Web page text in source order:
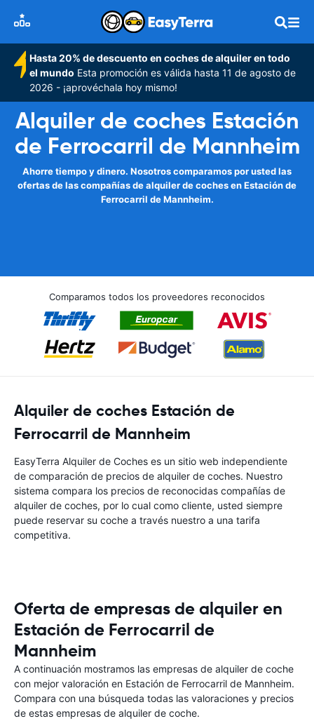
Hasta 20% de descuento en coches de alquiler en todo
el mundo Esta promoción es válida hasta 11 de agosto de
2026 - ¡aprovéchala hoy mismo!
Alquiler de coches Estación
de Ferrocarril de Mannheim
Ahorre tiempo y dinero. Nosotros comparamos por usted las
ofertas de las compañías de alquiler de coches en Estación de
Ferrocarril de Mannheim.
Comparamos todos los proveedores reconocidos
Alquiler de coches Estación de
Ferrocarril de Mannheim
EasyTerra Alquiler de Coches es un sitio web independiente
de comparación de precios de alquiler de coches. Nuestro
sistema compara los precios de reconocidas compañías de
alquiler de coches, por lo cual como cliente, usted siempre
puede reservar su coche a través nuestro a una tarifa
competitiva.
Oferta de empresas de alquiler en
Estación de Ferrocarril de
Mannheim
A continuación mostramos las empresas de alquiler de coche
con mejor valoración en Estación de Ferrocarril de Mannheim.
Compara con una búsqueda todas las valoraciones y precios
de estas empresas de alquiler de coche.